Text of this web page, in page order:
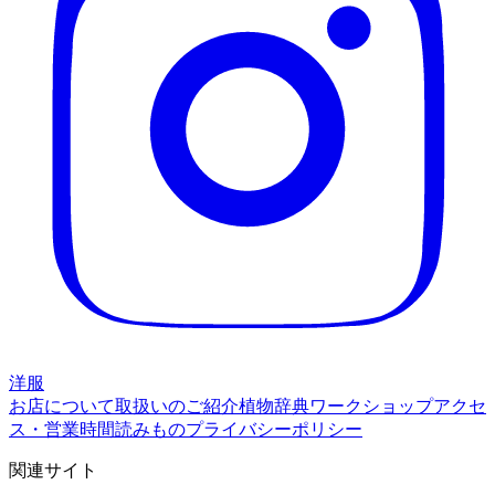
洋服
お店について取扱いのご紹介植物辞典ワークショップアクセ
ス・営業時間読みものプライバシーポリシー
関連サイト